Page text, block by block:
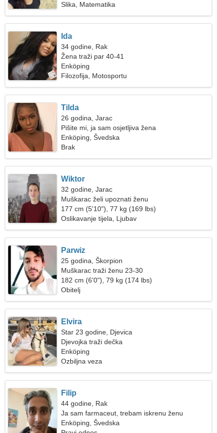
Slika, Matematika
Ida
34 godine, Rak
Žena traži par 40-41
Enköping
Filozofija, Motosportu
Tilda
26 godina, Jarac
Pišite mi, ja sam osjetljiva žena
Enköping, Švedska
Brak
Wiktor
32 godine, Jarac
Muškarac želi upoznati ženu
177 cm (5'10"), 77 kg (169 lbs)
Oslikavanje tijela, Ljubav
Parwiz
25 godina, Škorpion
Muškarac traži ženu 23-30
182 cm (6'0"), 79 kg (174 lbs)
Obitelj
Elvira
Star 23 godine, Djevica
Djevojka traži dečka
Enköping
Ozbiljna veza
Filip
44 godine, Rak
Ja sam farmaceut, trebam iskrenu ženu
Enköping, Švedska